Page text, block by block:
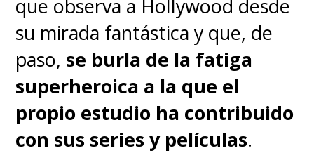
presentó a un adolescente
llamado "Ichigo Kurosaki", quien
tiene la habilidad de hablar con
los espíritus. Su vida cambia la
noche en la que conoce a "Rukia
que observa a Hollywood desde
su mirada fantástica y que, de
paso, se burla de la fatiga
superheroica a la que el
propio estudio ha contribuido
con sus series y películas.